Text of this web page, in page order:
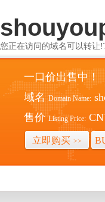
您正在访问的域名可以转让
一口价出售中！
域名 Domain Name:
售价 Listing Price:
立即购买 >>